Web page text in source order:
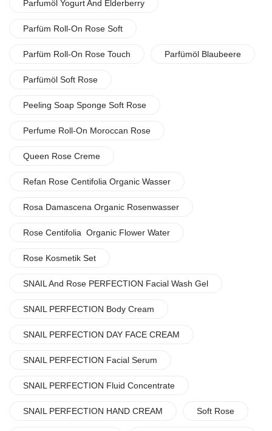
Parfumöl Yogurt And Elderberry
Parfüm Roll-On Rose Soft
Parfüm Roll-On Rose Touch Parfümöl Blaubeere
Parfümöl Soft Rose
Peeling Soap Sponge Soft Rose
Perfume Roll-On Moroccan Rose
Queen Rose Creme
Refan Rose Centifolia Organic Wasser
Rosa Damascena Organic Rosenwasser
Rose Centifolia Organic Flower Water
Rose Kosmetik Set
SNAIL And Rose PERFECTION Facial Wash Gel
SNAIL PERFECTION Body Cream
SNAIL PERFECTION DAY FACE CREAM
SNAIL PERFECTION Facial Serum
SNAIL PERFECTION Fluid Concentrate
SNAIL PERFECTION HAND CREAM Soft Rose